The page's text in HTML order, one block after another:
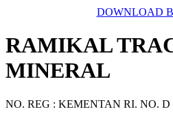
DOWNLOAD
RAMIKAL
MINERAL
NO. REG : KEMENTAN RI. NO. D